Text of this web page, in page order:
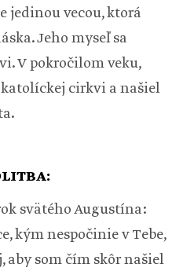
jedinou vecou, ktorá
Jeho myseľ sa
V pokročilom veku,
cirkvi a našiel
svätého Augustína:
kým nespočinie v Tebe,
aby som čím skôr našiel